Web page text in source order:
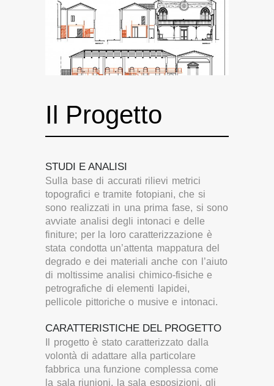
Il Progetto
STUDI E ANALISI
Sulla base di accurati rilievi metrici
topografici e tramite fotopiani, che si
sono realizzati in una prima fase, si sono
avviate analisi degli intonaci e delle
finiture; per la loro caratterizzazione è
stata condotta un’attenta mappatura del
degrado e dei materiali anche con l’aiuto
di moltissime analisi chimico-fisiche e
petrografiche di elementi lapidei,
pellicole pittoriche o musive e intonaci.
CARATTERISTICHE DEL PROGETTO
Il progetto è stato caratterizzato dalla
volontà di adattare alla particolare
fabbrica una funzione complessa come
la sala riunioni, la sala esposizioni, gli